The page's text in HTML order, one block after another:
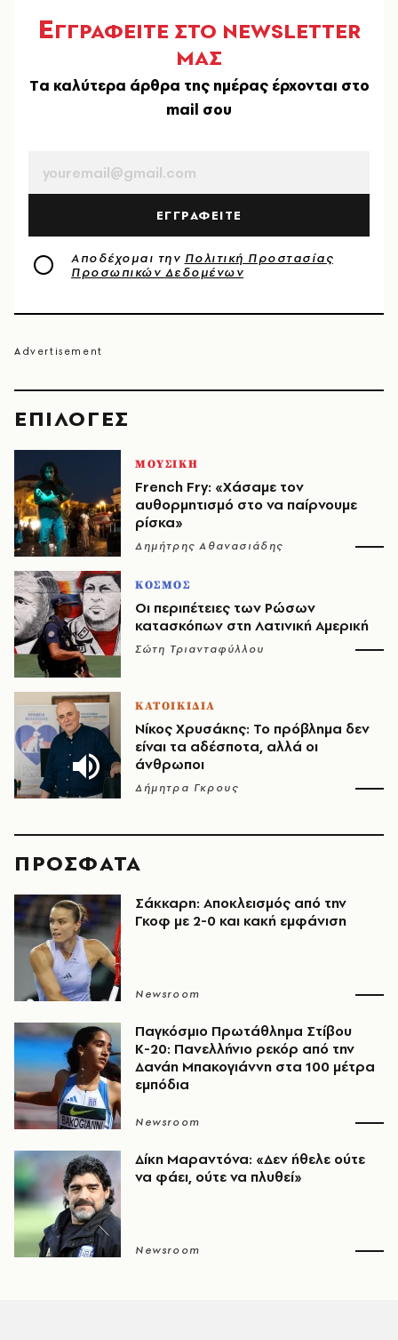
EΠΙΛΟΓΈΣ
ΜΟΥΣΙΚΗ
French Fry: «Χάσαμε τον
αυθορμητισμό στο να παίρνουμε
ρίσκα»
Δημήτρης Αθανασιάδης
ΚΟΣΜΟΣ
Οι περιπέτειες των Ρώσων
κατασκόπων στη Λατινική Αμερική
Σώτη Τριανταφύλλου
ΚΑΤΟΙΚΙΔΙΑ
Νίκος Χρυσάκης: Το πρόβλημα δεν
είναι τα αδέσποτα, αλλά οι
άνθρωποι
Δήμητρα Γκρους
ΕΓΓΡΑΦΕΙΤΕ ΣΤΟ NEWSLETTER
ΜΑΣ
Tα καλύτερα άρθρα της ημέρας έρχονται στο
mail σου
ΕΓΓΡΑΦΕΙΤΕ
Αποδέχομαι την Πολιτική Προστασίας
Προσωπικών Δεδομένων
ΠΡΟΣΦΑΤΑ
Σάκκαρη: Αποκλεισμός από την
Γκοφ με 2-0 και κακή εμφάνιση
Newsroom
Παγκόσμιο Πρωτάθλημα Στίβου
Κ-20: Πανελλήνιο ρεκόρ από την
Δανάη Μπακογιάννη στα 100 μέτρα
εμπόδια
Newsroom
Δίκη Μαραντόνα: «Δεν ήθελε ούτε
να φάει, ούτε να πλυθεί»
Newsroom